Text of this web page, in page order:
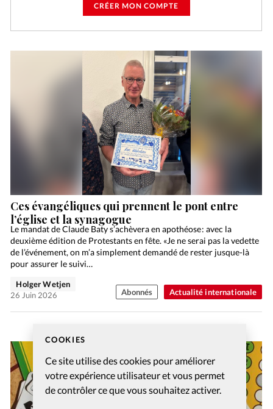
COOKIES
Ce site utilise des cookies pour améliorer
votre expérience utilisateur et vous permet
de contrôler ce que vous souhaitez activer.
CRÉER MON COMPTE
Actualité internationale
Ces évangéliques qui prennent le pont entre
l’église et la synagogue
Le mandat de Claude Baty s’achèvera en apothéose : avec la
deuxième édition de Protestants en fête. «Je ne serai pas la vedette
de l’événement, on m’a simplement demandé de rester jusque-là
pour assurer le suivi…
Holger Wetjen
26 Juin 2026
Abonnés